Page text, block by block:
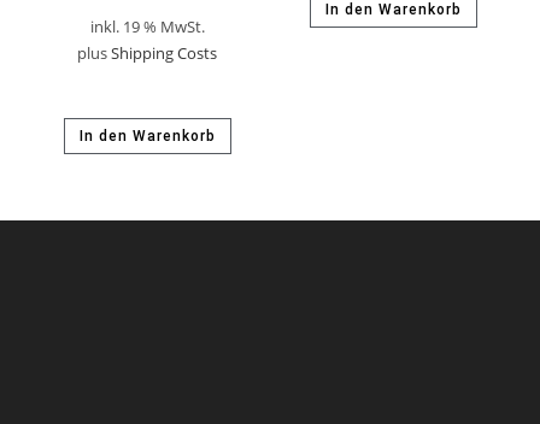
inkl. 19 % MwSt.
plusShipping Costs
In den Warenkorb
In den Warenkorb